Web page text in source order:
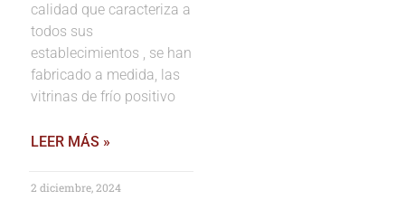
calidad que caracteriza a
todos sus
establecimientos , se han
fabricado a medida, las
vitrinas de frío positivo
LEER MÁS »
2 diciembre, 2024